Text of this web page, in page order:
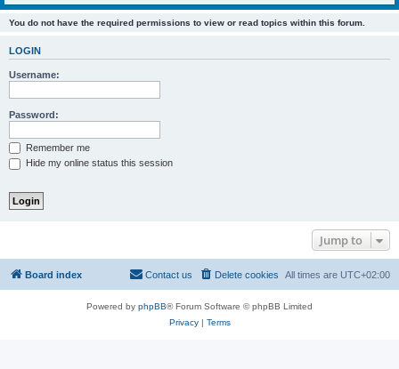
You do not have the required permissions to view or read topics within this forum.
LOGIN
Username:
Password:
Remember me
Hide my online status this session
Jump to
Board index All times are UTC+02:00
Delete cookies
Contact us
Powered by phpBB® Forum Software © phpBB Limited
Privacy| Terms